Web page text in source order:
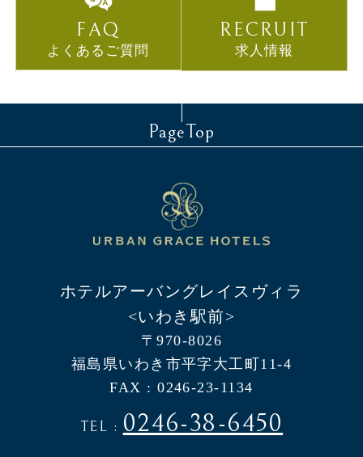
FAQ
よくあるご質問
RECRUIT
求人情報
PageTop
ホテルアーバングレイスヴィラ
<いわき駅前>
〒970-8026
福島県いわき市平字大工町11-4
FAX : 0246-23-1134
TEL : 0246-38-6450